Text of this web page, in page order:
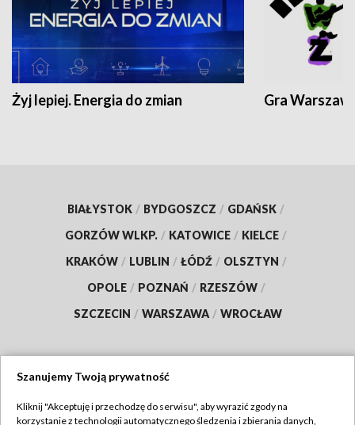
Żyj lepiej. Energia do zmian Gra
BIAŁYSTOK / BYDGOSZCZ / GDAŃSK /
GORZÓW WLKP. / KATOWICE / KIELCE /
KRAKÓW / LUBLIN / ŁÓDŹ / OLSZTYN /
OPOLE / POZNAŃ / RZESZÓW /
SZCZECIN / WARSZAWA / WROCŁAW
Szanujemy Twoją prywatność
Kliknij "Akceptuję i przechodzę do serwisu", aby wyrazić zgody na
korzystanie z technologii automatycznego śledzenia i zbierania danych,